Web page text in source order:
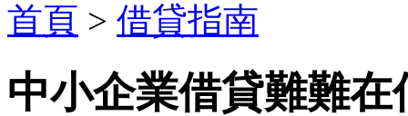
首頁 > 借貸指南
中小企業借貸難難在